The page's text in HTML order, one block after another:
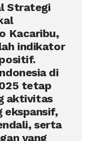
Strategi
Kacaribu,
indikator
di
tetap
aktivitas
ekspansif,
serta
yang